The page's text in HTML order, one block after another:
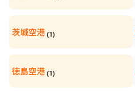
茨城空港 (1)
徳島空港 (1)